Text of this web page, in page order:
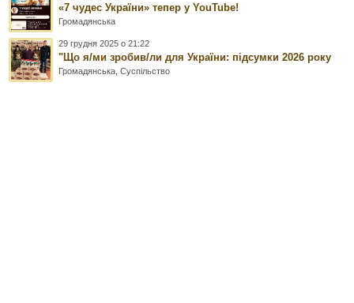
«7 чудес України» тепер у YouTube!
Громадянська
29 грудня 2025 о 21:22
"Що я/ми зробив/ли для України: підсумки 2026 року
Громадянська ,Суспільство